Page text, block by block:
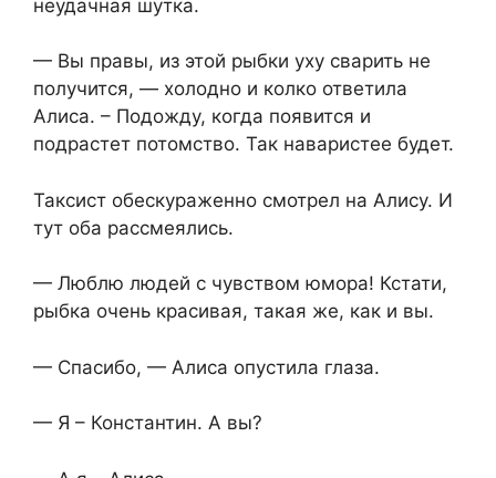
неудачная шутка.
— Вы правы, из этой рыбки уху сварить не
получится, — холодно и колко ответила
Алиса. – Подожду, когда появится и
подрастет потомство. Так наваристее будет.
Таксист обескураженно смотрел на Алису. И
тут оба рассмеялись.
— Люблю людей с чувством юмора! Кстати,
рыбка очень красивая, такая же, как и вы.
— Спасибо, — Алиса опустила глаза.
— Я – Константин. А вы?